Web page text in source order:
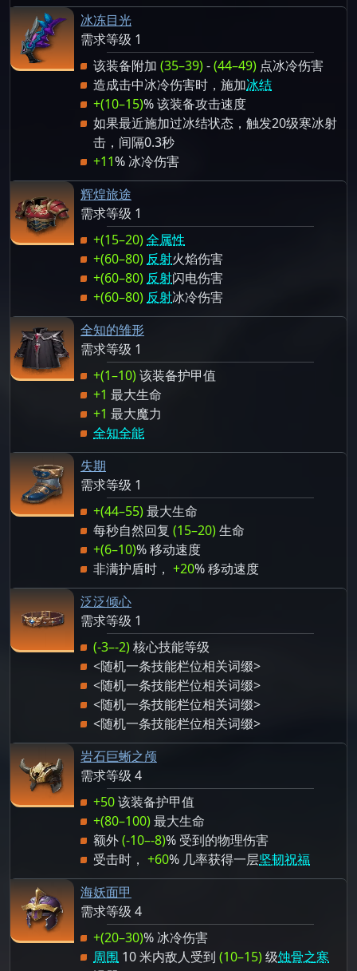
冰冻目光
需求等级 1
该装备附加 (35–39)-(44–49) 点冰冷伤害
造成击中冰冷伤害时，施加冰结
+(10–15)% 该装备攻击速度
如果最近施加过冰结状态，触发20级寒冰射
击，间隔0.3秒
+11% 冰冷伤害
辉煌旅途
需求等级 1
+(15–20)全属性
+(60–80) 反射火焰伤害
+(60–80) 反射闪电伤害
+(60–80) 反射冰冷伤害
全知的雏形
需求等级 1
+(1–10)该装备护甲值
+1 最大生命
+1 最大魔力
全知全能
失期
需求等级 1
+(44–55)最大生命
每秒自然回复 (15–20)生命
+(6–10)% 移动速度
非满护盾时， +20% 移动速度
泛泛倾心
需求等级 1
(-3–-2)核心技能等级
<随机一条技能栏位相关词缀>
<随机一条技能栏位相关词缀>
<随机一条技能栏位相关词缀>
<随机一条技能栏位相关词缀>
岩石巨蜥之颅
需求等级 4
+50该装备护甲值
+(80–100)最大生命
额外(-10–-8)% 受到的物理伤害
受击时， +60% 几率获得一层坚韧祝福
海妖面甲
需求等级 4
+(20–30)% 冰冷伤害
周围 10 米内敌人受到 (10–15)级蚀骨之寒